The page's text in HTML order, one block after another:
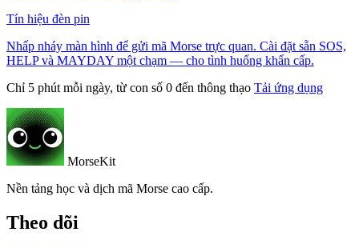
Tín hiệu đèn pin
Nhấp nháy màn hình để gửi mã Morse trực quan. Cài đặt sẵn SOS,
HELP và MAYDAY một chạm — cho tình huống khẩn cấp.
Chỉ 5 phút mỗi ngày, từ con số 0 đến thông thạo Tải ứng dụng
MorseKit
Nền tảng học và dịch mã Morse cao cấp.
Theo dõi